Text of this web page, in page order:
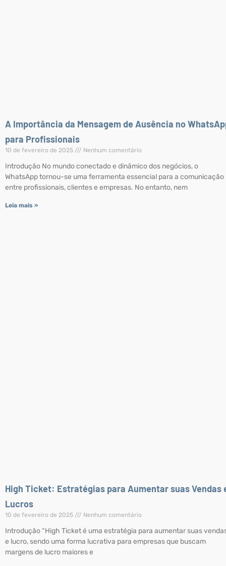
A Importância da Mensagem de Ausência no
para Profissionais
10 de fevereiro de 2025 Nenhum comentário
Introdução No mundo conectado e dinâmico dos negócios, o
WhatsApp tornou-se uma ferramenta essencial para a comunicação
entre profissionais, clientes e empresas. No entanto, nem
Leia mais »
High Ticket: Estratégias para Aumentar suas Vendas
Lucros
10 de fevereiro de 2025 Nenhum comentário
Introdução “High Ticket é uma estratégia para aumentar suas
e lucro, sendo uma forma lucrativa para empresas que buscam
margens de lucro maiores e